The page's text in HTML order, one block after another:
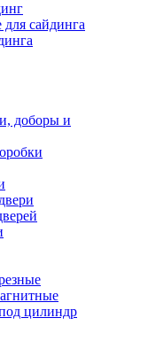
сайдинга
доборы и
цилиндр